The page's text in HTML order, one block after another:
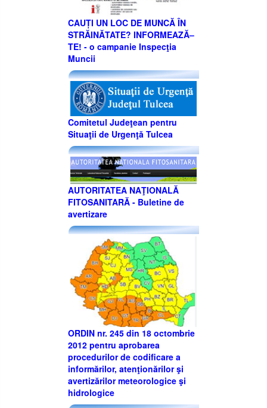
CAUȚI UN LOC DE MUNCĂ ÎN
STRĂINĂTATE? INFORMEAZĂ–
TE! - o campanie Inspecţia
Muncii
Comitetul Judeţean pentru
Situaţii de Urgenţă Tulcea
AUTORITATEA NAŢIONALĂ
FITOSANITARĂ - Buletine de
avertizare
ORDIN nr. 245 din 18 octombrie
2012 pentru aprobarea
procedurilor de codificare a
informărilor, atenţionărilor şi
avertizărilor meteorologice şi
hidrologice